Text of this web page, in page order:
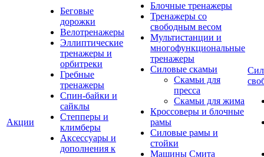
Акции
Беговые
дорожки
Велотренажеры
Эллиптические
тренажеры и
орбитреки
Гребные
тренажеры
Спин-байки и
сайклы
Степперы и
климберы
Аксессуары и
дополнения к
Блочные тренажеры
Тренажеры со
свободным весом
Мультистанции и
многофункциональные
тренажеры
Силовые скамьи
Скамьи для
пресса
Скамьи для жима
Кроссоверы и блочные
рамы
Силовые рамы и
стойки
Машины Смита